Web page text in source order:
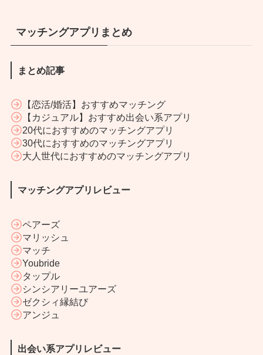
マッチングアプリまとめ
まとめ記事
【恋活/婚活】おすすめマッチング
【カジュアル】おすすめ出会い系アプリ
20代におすすめのマッチングアプリ
30代におすすめのマッチングアプリ
大人世代におすすめのマッチングアプリ
マッチングアプリレビュー
ペアーズ
マリッシュ
マッチ
Youbride
タップル
シンシアリーユアーズ
ゼクシィ縁結び
アンジュ
出会い系アプリレビュー